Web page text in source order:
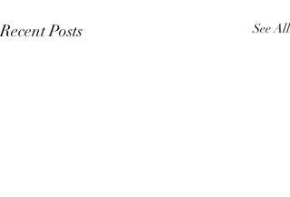
Recent Posts See All